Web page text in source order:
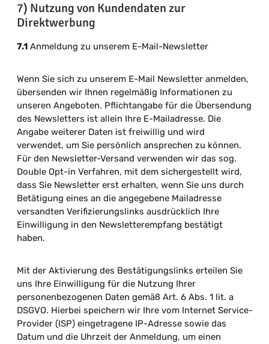
7) Nutzung von Kundendaten zur
Direktwerbung
7.1Anmeldung zu unserem E-Mail-Newsletter
Wenn Sie sich zu unserem E-Mail Newsletter anmelden,
übersenden wir Ihnen regelmäßig Informationen zu
unseren Angeboten. Pflichtangabe für die Übersendung
des Newsletters ist allein Ihre E-Mailadresse. Die
Angabe weiterer Daten ist freiwillig und wird
verwendet, um Sie persönlich ansprechen zu können.
Für den Newsletter-Versand verwenden wir das sog.
Double Opt-in Verfahren, mit dem sichergestellt wird,
dass Sie Newsletter erst erhalten, wenn Sie uns durch
Betätigung eines an die angegebene Mailadresse
versandten Verifizierungslinks ausdrücklich Ihre
Einwilligung in den Newsletterempfang bestätigt
haben.
Mit der Aktivierung des Bestätigungslinks erteilen Sie
uns Ihre Einwilligung für die Nutzung Ihrer
personenbezogenen Daten gemäß Art. 6 Abs. 1 lit. a
DSGVO. Hierbei speichern wir Ihre vom Internet Service-
Provider (ISP) eingetragene IP-Adresse sowie das
Datum und die Uhrzeit der Anmeldung, um einen